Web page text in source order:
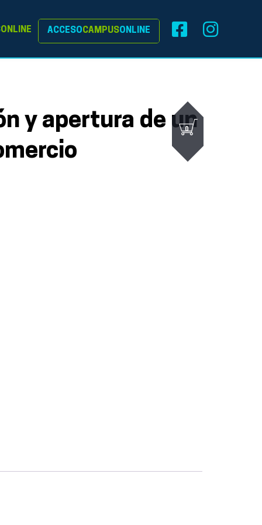
ONLINE ACCESOCAMPUSONLINE
0
y apertura de un